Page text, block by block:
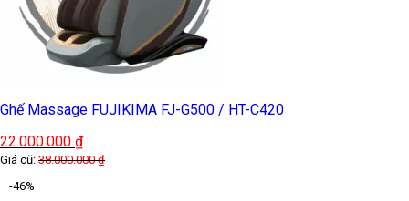
Ghế Massage FUJIKIMA FJ-G500 / HT-C420
22.000.000 ₫
Giá cũ: 38.000.000₫
-46%